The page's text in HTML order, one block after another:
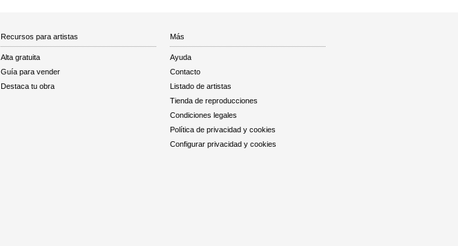
Recursos para artistas
Alta gratuita
Guía para vender
Destaca tu obra
Más
Ayuda
Contacto
Listado de artistas
Tienda de reproducciones
Condiciones legales
Política de privacidad y cookies
Configurar privacidad y cookies